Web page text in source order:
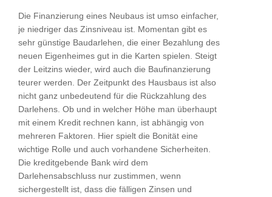
Die Finanzierung eines Neubaus ist umso einfacher,
je niedriger das Zinsniveau ist. Momentan gibt es
sehr günstige Baudarlehen, die einer Bezahlung des
neuen Eigenheimes gut in die Karten spielen. Steigt
der Leitzins wieder, wird auch die Baufinanzierung
teurer werden. Der Zeitpunkt des Hausbaus ist also
nicht ganz unbedeutend für die Rückzahlung des
Darlehens. Ob und in welcher Höhe man überhaupt
mit einem Kredit rechnen kann, ist abhängig von
mehreren Faktoren. Hier spielt die Bonität eine
wichtige Rolle und auch vorhandene Sicherheiten.
Die kreditgebende Bank wird dem
Darlehensabschluss nur zustimmen, wenn
sichergestellt ist, dass die fälligen Zinsen und